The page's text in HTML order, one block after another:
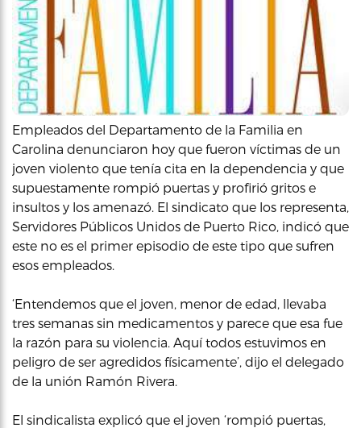
Empleados del Departamento de la Familia en
Carolina denunciaron hoy que fueron víctimas de un
joven violento que tenía cita en la dependencia y que
supuestamente rompió puertas y profirió gritos e
insultos y los amenazó. El sindicato que los representa,
Servidores Públicos Unidos de Puerto Rico, indicó que
este no es el primer episodio de este tipo que sufren
esos empleados.
‘Entendemos que el joven, menor de edad, llevaba
tres semanas sin medicamentos y parece que esa fue
la razón para su violencia. Aquí todos estuvimos en
peligro de ser agredidos físicamente’, dijo el delegado
de la unión Ramón Rivera.
El sindicalista explicó que el joven ‘rompió puertas,